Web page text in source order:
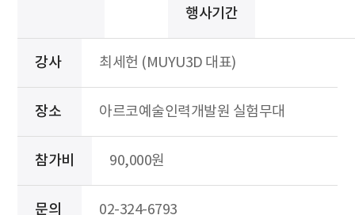
행사기간
강사 최세헌 (MUYU3D 대표)
장소 아르코예술인력개발원 실험무대
참가비 90,000원
문의 02-324-6793